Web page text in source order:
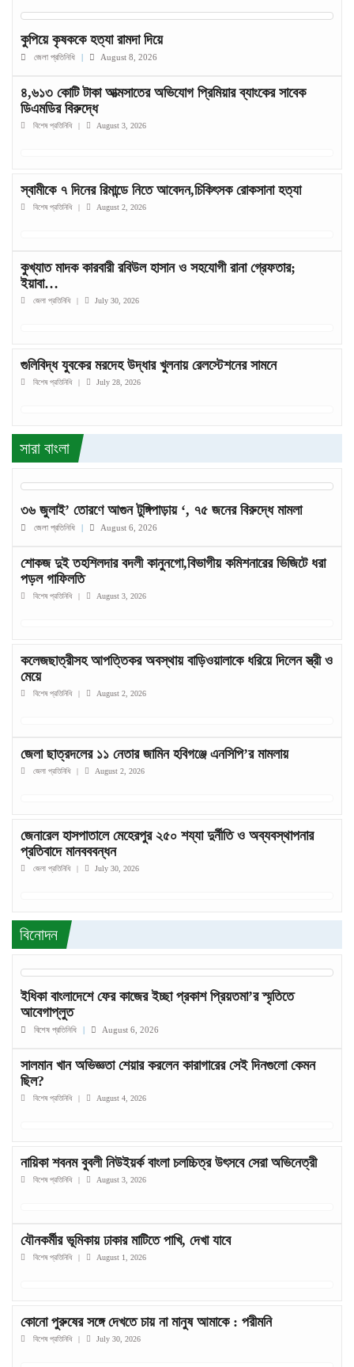
কুপিয়ে কৃষককে হত্যা রামদা দিয়ে
জেলা প্রতিনিধি | August 8, 2026
৪,৬১৩ কোটি টাকা আত্মসাতের অভিযোগ প্রিমিয়ার ব্যাংকের সাবেক
ডিএমডির বিরুদ্ধে
বিশেষ প্রতিনিধি | August 3, 2026
স্বামীকে ৭ দিনের রিমান্ডে নিতে আবেদন,চিকিৎসক রোকসানা হত্যা
বিশেষ প্রতিনিধি | August 2, 2026
কুখ্যাত মাদক কারবারী রবিউল হাসান ও সহযোগী রানা গ্রেফতার;
ইয়াবা…
জেলা প্রতিনিধি | July 30, 2026
গুলিবিদ্ধ যুবকের মরদেহ উদ্ধার খুলনায় রেলস্টেশনের সামনে
বিশেষ প্রতিনিধি | July 28, 2026
সারা বাংলা
৩৬ জুলাই’ তোরণে আগুন টুঙ্গিপাড়ায় ‘, ৭৫ জনের বিরুদ্ধে মামলা
জেলা প্রতিনিধি | August 6, 2026
শোকজ দুই তহশিলদার বদলী কানুনগো,বিভাগীয় কমিশনারের ভিজিটে ধরা
পড়ল গাফিলতি
বিশেষ প্রতিনিধি | August 3, 2026
কলেজছাত্রীসহ আপত্তিকর অবস্থায় বাড়িওয়ালাকে ধরিয়ে দিলেন স্ত্রী ও
মেয়ে
বিশেষ প্রতিনিধি | August 2, 2026
জেলা ছাত্রদলের ১১ নেতার জামিন হবিগঞ্জে এনসিপি’র মামলায়
জেলা প্রতিনিধি | August 2, 2026
জেনারেল হাসপাতালে মেহেরপুর ২৫০ শয্যা দুর্নীতি ও অব্যবস্থাপনার
প্রতিবাদে মানবববন্ধন
জেলা প্রতিনিধি | July 30, 2026
বিনোদন
ইধিকা বাংলাদেশে ফের কাজের ইচ্ছা প্রকাশ প্রিয়তমা’র স্মৃতিতে
আবেগাপ্লুত
বিশেষ প্রতিনিধি | August 6, 2026
সালমান খান অভিজ্ঞতা শেয়ার করলেন কারাগারের সেই দিনগুলো কেমন
ছিল?
বিশেষ প্রতিনিধি | August 4, 2026
নায়িকা শবনম বুবলী নিউইয়র্ক বাংলা চলচ্চিত্র উৎসবে সেরা অভিনেত্রী
বিশেষ প্রতিনিধি | August 3, 2026
যৌনকর্মীর ভূমিকায় ঢাকার মাটিতে পাখি, দেখা যাবে
বিশেষ প্রতিনিধি | August 1, 2026
কোনো পুরুষের সঙ্গে দেখতে চায় না মানুষ আমাকে : পরীমনি
বিশেষ প্রতিনিধি | July 30, 2026